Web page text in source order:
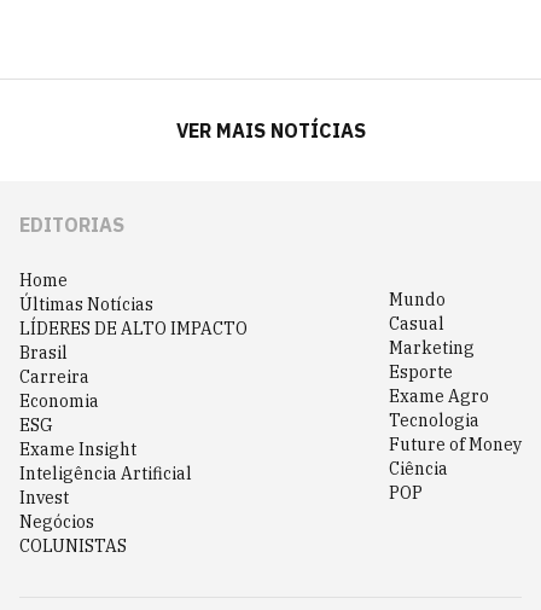
VER MAIS NOTÍCIAS
EDITORIAS
Home
Últimas Notícias
LÍDERES DE ALTO IMPACTO
Brasil
Carreira
Economia
ESG
Exame Insight
Inteligência Artificial
Invest
Negócios
COLUNISTAS
Mundo
Casual
Marketing
Esporte
Exame Agro
Tecnologia
Future of Money
Ciência
POP